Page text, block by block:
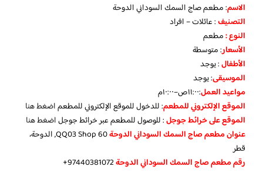
الاسم: مطعم صاج السمك السوداني الدوحة
التصنيف: عائلات – افراد
النوع :مطعم
الأسعار:متوسطة
الأطفال:يوجد
الموسيقى:يوجد
مواعيد العمل:١١:٠٠ص–١٠:٠٠م
الموقع الإلكتروني للمطعم: للدخول للموقع الإلكتروني للمطعماضغط هنا
الموقع على خرائط جوجل: للوصول للمطعم عبر خرائط جوجلاضغط هنا
عنوان مطعم صاج السمك السوداني الدوحة
QQ03 Shop 60, الدوحة،
قطر
رقم مطعم صاج السمك السوداني الدوحة97440381072+